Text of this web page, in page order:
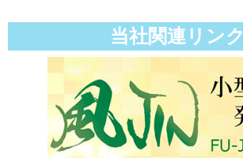
当社関連リンク